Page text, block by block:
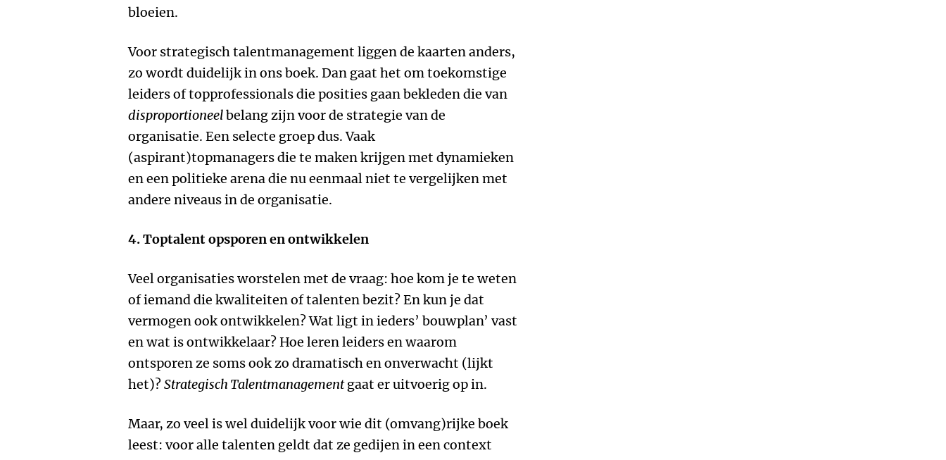
bloeien.
Voor strategisch talentmanagement liggen de kaarten anders,
zo wordt duidelijk in ons boek. Dan gaat het om toekomstige
leiders of topprofessionals die posities gaan bekleden die van
disproportioneelbelang zijn voor de strategie van de
organisatie. Een selecte groep dus. Vaak
(aspirant)topmanagers die te maken krijgen met dynamieken
en een politieke arena die nu eenmaal niet te vergelijken met
andere niveaus in de organisatie.
4. Toptalent opsporen en ontwikkelen
Veel organisaties worstelen met de vraag: hoe kom je te weten
of iemand die kwaliteiten of talenten bezit? En kun je dat
vermogen ook ontwikkelen? Wat ligt in ieders’ bouwplan’ vast
en wat is ontwikkelaar? Hoe leren leiders en waarom
ontsporen ze soms ook zo dramatisch en onverwacht (lijkt
het)?Strategisch Talentmanagementgaat er uitvoerig op in.
Maar, zo veel is wel duidelijk voor wie dit (omvang)rijke boek
leest: voor alle talenten geldt dat ze gedijen in een context